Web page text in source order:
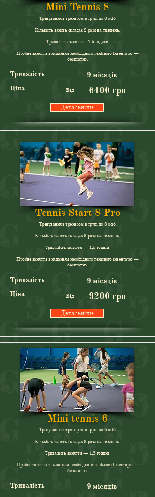
Mini Tennis 8
Тренування з тренером в групі до 8 осіб.
Кількість занять складає 2 рази на тиждень.
Тривалість заняття - 1,5 години.
Пробне заняття з наданням необхідного тенісного інвентарю —
безплатно.
Тривалість
Ціна
9 місяців
Від 6400 грн
Детальніше
Tennis Start 8 Pro
Тренування з тренером в групі до 8 осіб.
Кількість занять складає 3 рази на тиждень.
Тривалість заняття — 1,5 години.
Пробне заняття з наданням необхідного тенісного інвентарю —
безплатно.
Тривалість
Ціна
9 місяців
Від 9200 грн
Детальніше
Mini tennis 6
Тренування з тренером в групі до 6 осіб.
Кількість занять складає 3 рази на тиждень.
Тривалість заняття — 1,5 години.
Пробне заняття з наданням необхідного тенісного інвентарю —
безплатно.
Тривалість
9 місяців